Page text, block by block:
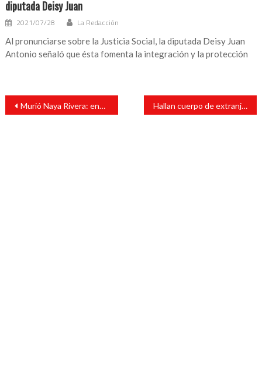
diputada Deisy Juan
2021/07/28 La Redacción
Al pronunciarse sobre la Justicia Social, la diputada Deisy Juan
Antonio señaló que ésta fomenta la integración y la protección
Navegación
entradas
Murió Naya Rivera: encontraron el cuerpo de la actriz de Glee en el lago Piru Hallan cuerpo de extranjero en habitación de hotel